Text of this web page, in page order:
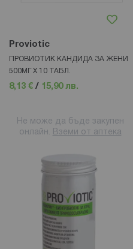
Proviotic
ПРОВИОТИК КАНДИДА ЗА ЖЕНИ
500МГ Х 10 ТАБЛ.
8,13 € / 15,90 лв.
Не може да бъде закупен
онлайн. Вземи от аптека